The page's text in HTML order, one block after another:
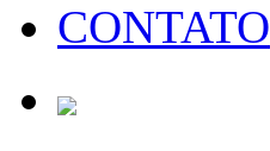
CONTATO